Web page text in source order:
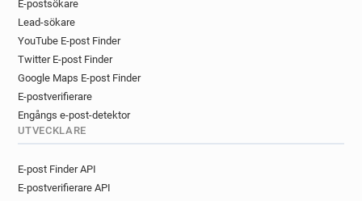
E-postsökare
Lead-sökare
YouTube E-post Finder
Twitter E-post Finder
Google Maps E-post Finder
E-postverifierare
Engångs e-post-detektor
UTVECKLARE
E-post Finder API
E-postverifierare API